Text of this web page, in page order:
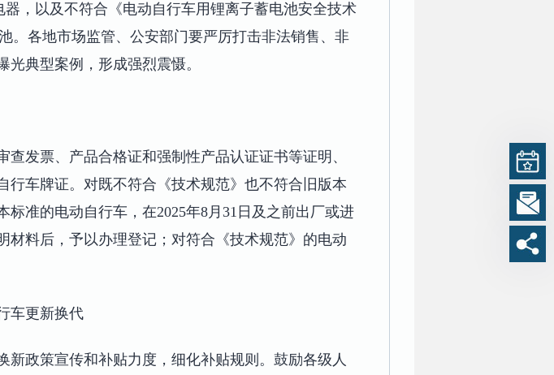
器，以及不符合《电动自行车用锂离子蓄电池安全技术
。各地市场监管、公安部门要严厉打击非法销售、非
典型案例，形成强烈震慑。
发票、产品合格证和强制性产品认证证书等证明、
车牌证。对既不符合《技术规范》也不符合旧版本
准的电动自行车，在2025年8月31日及之前出厂或进
材料后，予以办理登记；对符合《技术规范》的电动
车更新换代
政策宣传和补贴力度，细化补贴规则。鼓励各级人